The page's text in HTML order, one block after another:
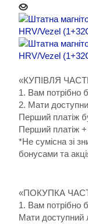
«КУПІВЛЯ
1. Вам потрібно
2. Мати
Перший платіж
Перший платіж +
*Не сумісна зі
бонусами та
«ПОКУПКА
1. Вам потрібно
Мати доступний